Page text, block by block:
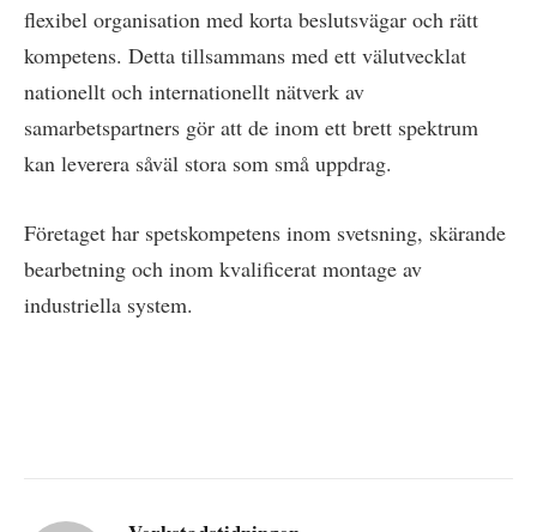
flexibel organisation med korta beslutsvägar och rätt
kompetens. Detta tillsammans med ett välutvecklat
nationellt och internationellt nätverk av
samarbetspartners gör att de inom ett brett spektrum
kan leverera såväl stora som små uppdrag.
Företaget har spetskompetens inom svetsning, skärande
bearbetning och inom kvalificerat montage av
industriella system.